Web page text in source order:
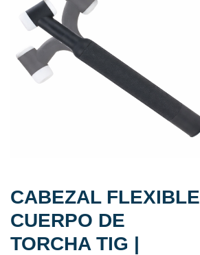
CABEZAL FLEXIBLE
CUERPO DE
TORCHA TIG |